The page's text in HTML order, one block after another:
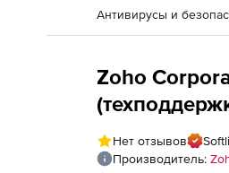
Антивирусы и
Zoho
For 50000
Нет отзывов
Производитель: